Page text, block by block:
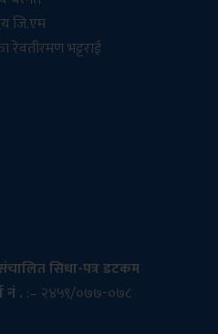
जि.एम
रेवतीरमण भट्टराई
संचालित सिधा-पत्र डटकम
नं . :– २४५९/०७७-०७८